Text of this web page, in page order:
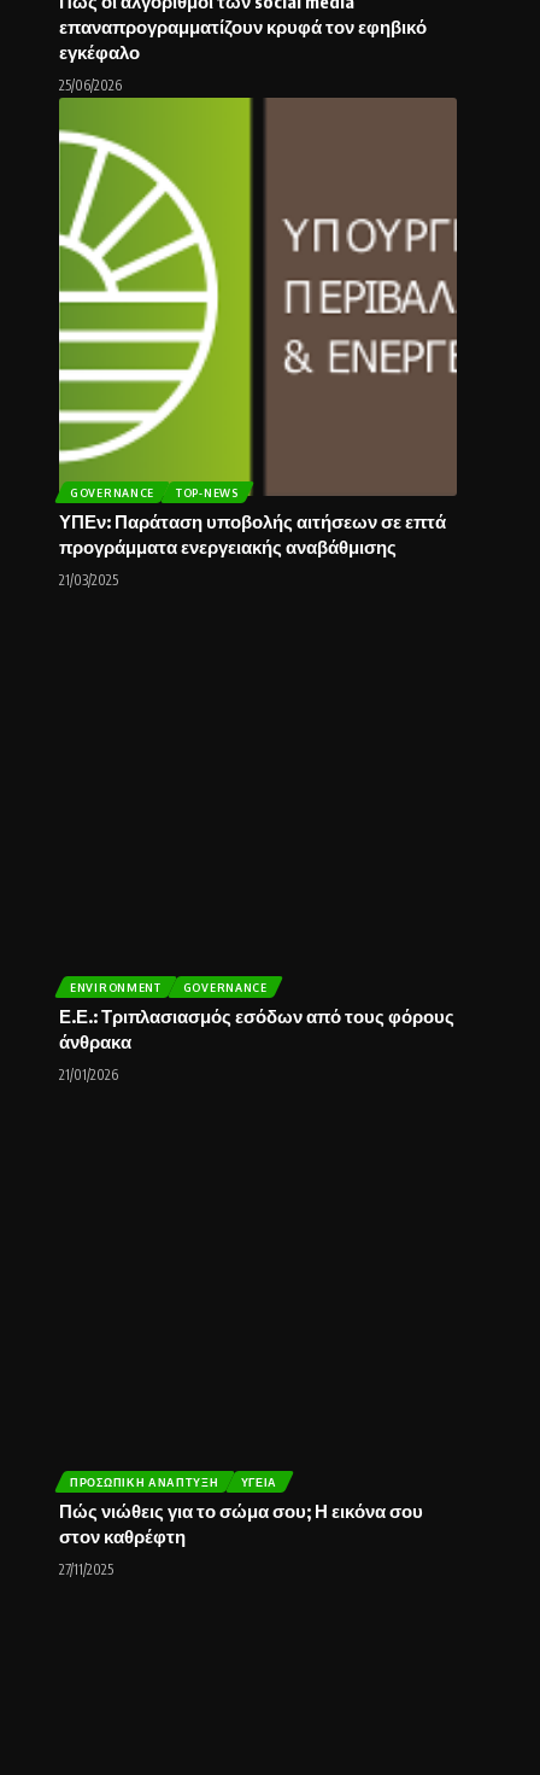
επαναπρογραμματίζουν κρυφά τον εφηβικό
εγκέφαλο
25/06/2026
GOVERNANCE TOP-NEWS
ΥΠΕν: Παράταση υποβολής αιτήσεων σε επτά
προγράμματα ενεργειακής αναβάθμισης
21/03/2025
ENVIRONMENT GOVERNANCE
Ε.Ε.: Τριπλασιασμός εσόδων από τους φόρους
άνθρακα
21/01/2026
ΠΡΟΣΩΠΙΚΉ ΑΝΆΠΤΥΞΗ ΥΓΕΊΑ
Πώς νιώθεις για το σώμα σου; Η εικόνα σου
στον καθρέφτη
27/11/2025